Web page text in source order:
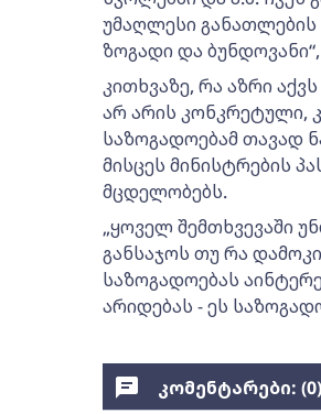
უმაღლესი განათლების
ზოგადი და
კითხვაზე, რა აზრი
არ არის კონკრეტული,
საზოგადოებამ თავად
მისცეს მინისტრების
მცდელობებს.
„ყოველ შემთხვევაში
განსაჯოს თუ რა
საზოგადოებას
არიდებას - ეს
კომენტარები: (0)